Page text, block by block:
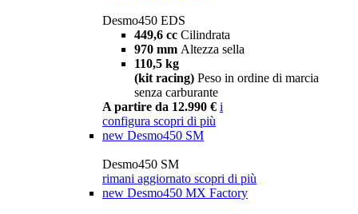
Desmo450 EDS
449,6 cc Cilindrata
970 mm Altezza sella
110,5 kg
(kit racing) Peso in ordine di marcia
senza carburante
A partire da 12.990 € i
configura scopri di più
new Desmo450 SM
Desmo450 SM
rimani aggiornato scopri di più
new Desmo450 MX Factory